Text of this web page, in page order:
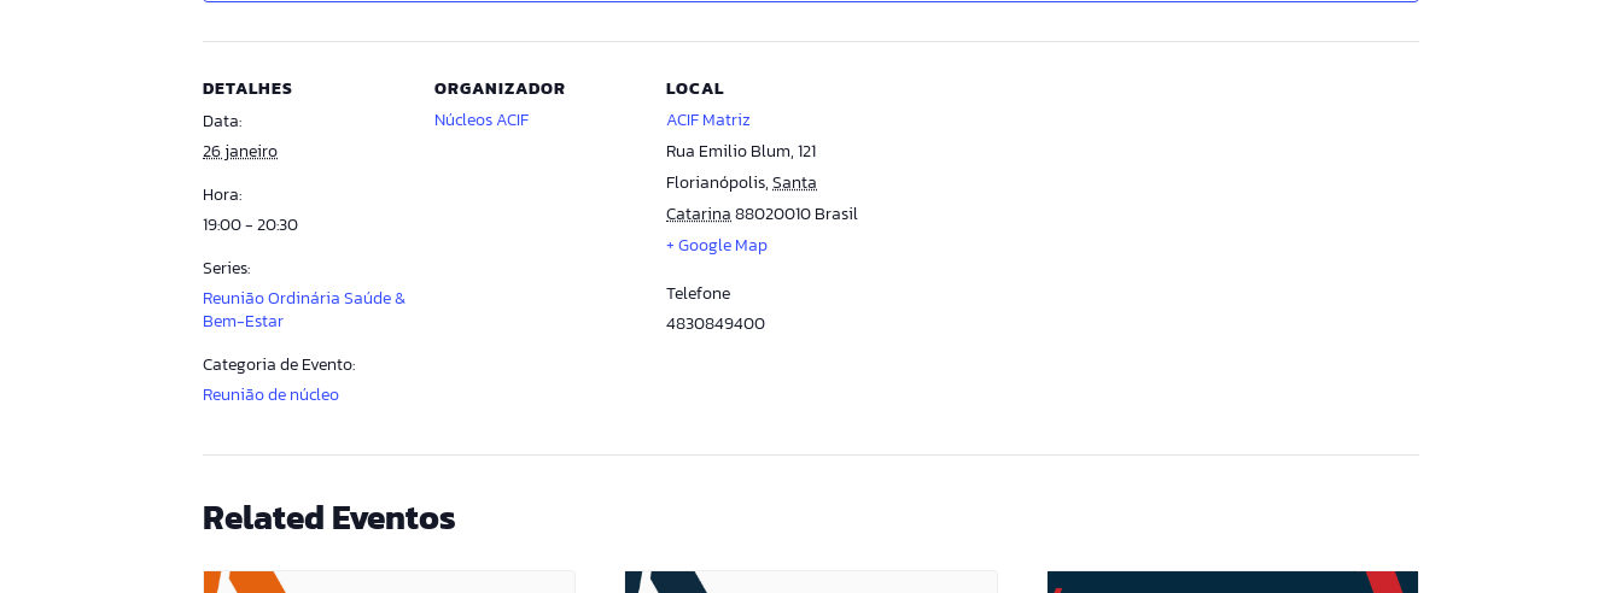
DETALHES
Data:
26 janeiro
Hora:
19:00 - 20:30
Series:
Reunião Ordinária Saúde &
Bem-Estar
Categoria de Evento:
Reunião de núcleo
ORGANIZADOR
Núcleos ACIF
LOCAL
ACIF Matriz
Rua Emilio Blum, 121
Florianópolis,Santa
Catarina88020010Brasil
+ Google Map
Telefone
4830849400
Related Eventos